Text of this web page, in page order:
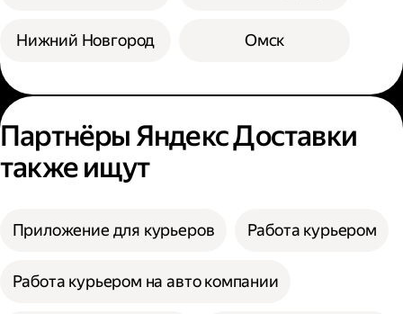
Нижний Новгород Омск
Партнёры Яндекс Доставки
также ищут
Приложение для курьеров Работа курьером
Работа курьером на авто компании